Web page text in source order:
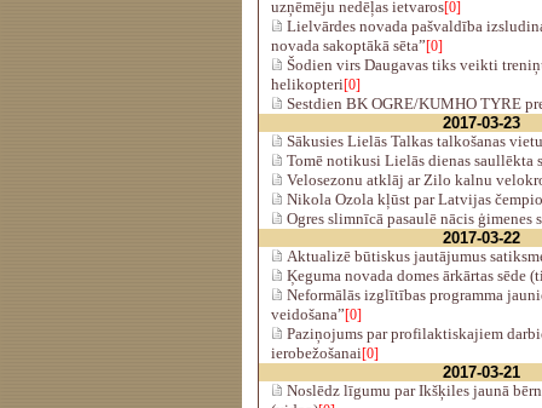
uzņēmēju nedēļas ietvaros[0]
Lielvārdes novada pašvaldība
novada sakoptākā sēta”[0]
Šodien virs Daugavas tiks veikti
helikopteri[0]
Sestdien BK OGRE/KUMHO TYRE
2017-03-23
Sākusies Lielās Talkas talkošanas
Tomē notikusi Lielās dienas saullēkta
Velosezonu atklāj ar Zilo kalnu
Nikola Ozola kļūst par Latvijas
Ogres slimnīcā pasaulē nācis ģimenes
2017-03-22
Aktualizē būtiskus jautājumus
Ķeguma novada domes ārkārtas sēde
Neformālās izglītības programma
veidošana”[0]
Paziņojums par profilaktiskajiem
ierobežošanai[0]
2017-03-21
Noslēdz līgumu par Ikšķiles jaunā